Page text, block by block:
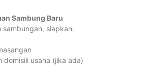
Sambung Baru
sambungan, siapkan:
domisili usaha (jika ada)